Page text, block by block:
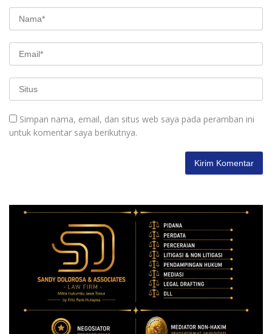
Simpan nama, email, dan situs web saya pada peramban ini
untuk komentar saya berikutnya.